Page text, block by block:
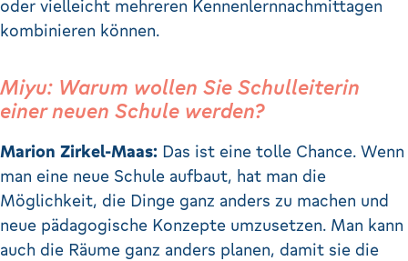
oder vielleicht mehreren Kennenlernnachmittagen
kombinieren können.
Miyu: Warum wollen Sie Schulleiterin
einer neuen Schule werden?
Marion Zirkel-Maas: Das ist eine tolle Chance. Wenn
man eine neue Schule aufbaut, hat man die
Möglichkeit, die Dinge ganz anders zu machen und
neue pädagogische Konzepte umzusetzen. Man kann
auch die Räume ganz anders planen, damit sie die